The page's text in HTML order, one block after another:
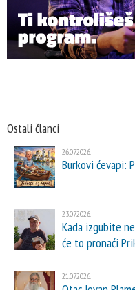
Ostali članci
26.07.2026.
Burkovi ćevapi:
23.07.2026.
Kada izgubite
će to pronaći
21.07.2026.